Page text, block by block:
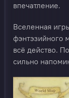
впечатление.
Вселенная
фэнтэзийного
всё действо.
сильно